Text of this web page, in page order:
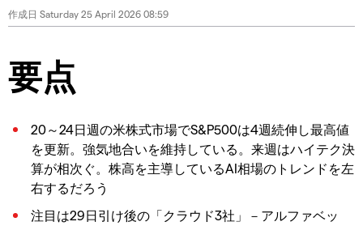
作成日 Saturday 25 April 2026 08:59
要点
20～24日週の米株式市場でS&P500は4週続伸し最高値
を更新。強気地合いを維持している。来週はハイテク決
算が相次ぐ。株高を主導しているAI相場のトレンドを左
右するだろう
注目は29日引け後の「クラウド3社」－アルファベッ